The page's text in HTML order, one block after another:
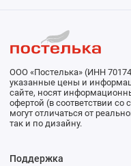
ООО «Постелька» (ИНН
указанные цены и
сайте, носят
офертой (в соответствии со
могут отличаться от
так и по дизайну.
Поддержка